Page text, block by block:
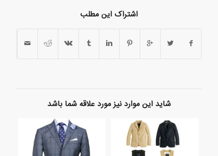
اشتراک این مطلب
شاید این موارد نیز مورد علاقه شما باشد